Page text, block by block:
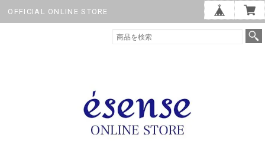
OFFICIAL ONLINE STORE